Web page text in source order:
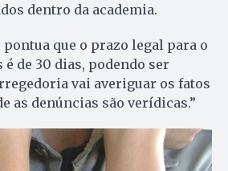
dentro da academia.
que o prazo legal para o
de 30 dias, podendo ser
vai averiguar os fatos
as denúncias são verídicas.”